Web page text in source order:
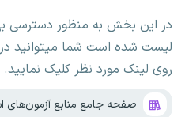
در این بخش به منظور دسترسی
لیست شده است شما میتوانید
روی لینک مورد نظر کلیک نمایید.
صفحه جامع منابع آزمون‌های